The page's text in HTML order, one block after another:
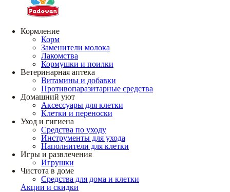
Кормление
Корм
Заменители молока
Лакомства
Кормушки и поилки
Ветеринарная аптека
Витамины и добавки
Противопаразитарные средства
Домашний уют
Аксессуары для клетки
Клетки и переноски
Уход и гигиена
Средства по уходу
Инструменты для ухода
Наполнители для клетки
Игры и развлечения
Игрушки
Чистота в доме
Средства для дома и клетки
Акции и скидки